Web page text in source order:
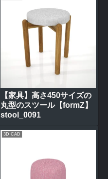
【家具】高さ450サイズの
丸型のスツール【formZ】
stool_0091
3D CAD